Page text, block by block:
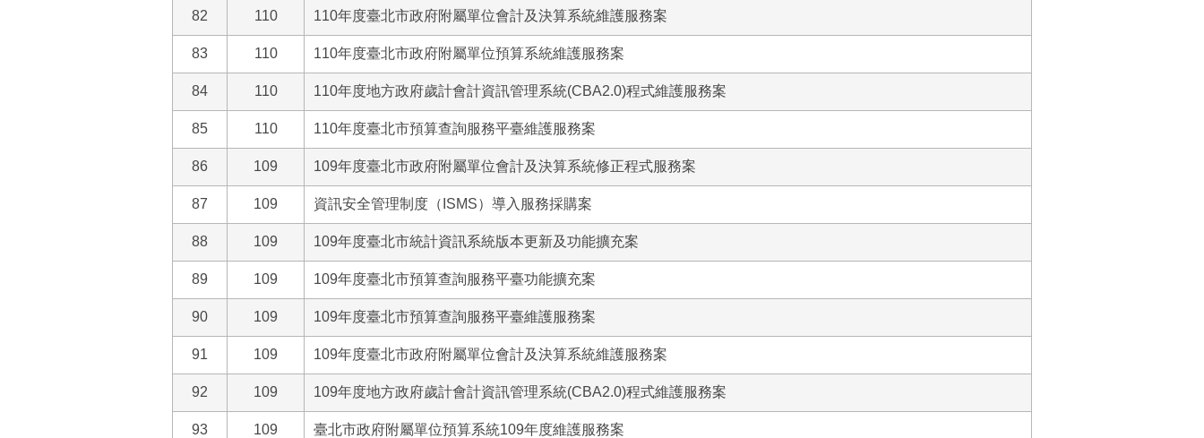
82 110 110年度臺北市政府附屬單位會計及決算系統維護服務案
83 110 110年度臺北市政府附屬單位預算系統維護服務案
84 110 110年度地方政府歲計會計資訊管理系統(CBA2.0)程式維護服務案
85 110 110年度臺北市預算查詢服務平臺維護服務案
86 109 109年度臺北市政府附屬單位會計及決算系統修正程式服務案
87 109 資訊安全管理制度（ISMS）導入服務採購案
88 109 109年度臺北市統計資訊系統版本更新及功能擴充案
89 109 109年度臺北市預算查詢服務平臺功能擴充案
90 109 109年度臺北市預算查詢服務平臺維護服務案
91 109 109年度臺北市政府附屬單位會計及決算系統維護服務案
92 109 109年度地方政府歲計會計資訊管理系統(CBA2.0)程式維護服務案
93 109 臺北市政府附屬單位預算系統109年度維護服務案